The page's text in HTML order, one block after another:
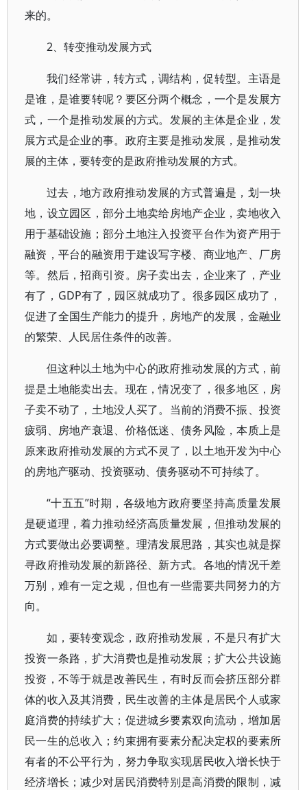
来的。
2、转变推动发展方式
我们经常讲，转方式，调结构，促转型。主语是
是谁，是谁要转呢？要区分两个概念，一个是发展方
式，一个是推动发展的方式。发展的主体是企业，发
展方式是企业的事。政府主要是推动发展，是推动发
展的主体，要转变的是政府推动发展的方式。
过去，地方政府推动发展的方式普遍是，划一块
地，设立园区，部分土地卖给房地产企业，卖地收入
用于基础设施；部分土地注入投资平台作为资产用于
融资，平台的融资用于建设写字楼、商业地产、厂房
等。然后，招商引资。房子卖出去，企业来了，产业
有了，GDP有了，园区就成功了。很多园区成功了，
促进了全国生产能力的提升，房地产的发展，金融业
的繁荣、人民居住条件的改善。
但这种以土地为中心的政府推动发展的方式，前
提是土地能卖出去。现在，情况变了，很多地区，房
子卖不动了，土地没人买了。当前的消费不振、投资
疲弱、房地产衰退、价格低迷、债务风险，本质上是
原来政府推动发展的方式不灵了，以土地开发为中心
的房地产驱动、投资驱动、债务驱动不可持续了。
“十五五”时期，各级地方政府要坚持高质量发展
是硬道理，着力推动经济高质量发展，但推动发展的
方式要做出必要调整。理清发展思路，其实也就是探
寻政府推动发展的新路径、新方式。各地的情况千差
万别，难有一定之规，但也有一些需要共同努力的方
向。
如，要转变观念，政府推动发展，不是只有扩大
投资一条路，扩大消费也是推动发展；扩大公共设施
投资，不等于就是改善民生，有时反而会挤压部分群
体的收入及其消费，民生改善的主体是居民个人或家
庭消费的持续扩大；促进城乡要素双向流动，增加居
民一生的总收入；约束拥有要素分配决定权的要素所
有者的不公平行为，努力争取实现居民收入增长快于
经济增长；减少对居民消费特别是高消费的限制，减